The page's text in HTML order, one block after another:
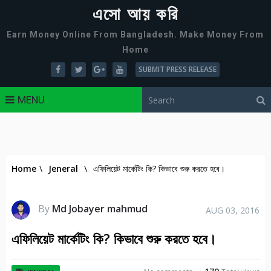
এসো আয় করি
Earn Money Online From Bangladesh. Make Money From
Home
SUBMIT PRESS RELEASE
MENU
Home \ Jeneral \ এফিলিয়েট মার্কেটিং কি? কিভাবে শুরু করতে হবে।
By Md Jobayer mahmud AUG 03, 2016
এফিলিয়েট মার্কেটিং কি? কিভাবে শুরু করতে হবে।